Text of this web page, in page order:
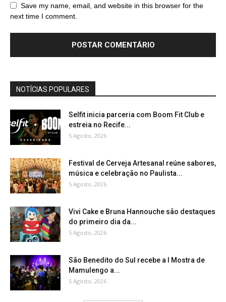
Save my name, email, and website in this browser for the
next time I comment.
NOTÍCIAS POPULARES
Selfit inicia parceria com Boom Fit Club e
estreia no Recife...
5 Agosto, 2026
Festival de Cerveja Artesanal reúne sabores,
música e celebração no Paulista...
5 Agosto, 2026
Vivi Cake e Bruna Hannouche são destaques
do primeiro dia da...
5 Agosto, 2026
São Benedito do Sul recebe a I Mostra de
Mamulengo a...
5 Agosto, 2026